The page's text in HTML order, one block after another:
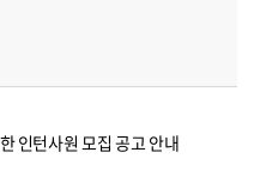
인턴사원 모집 공고 안내